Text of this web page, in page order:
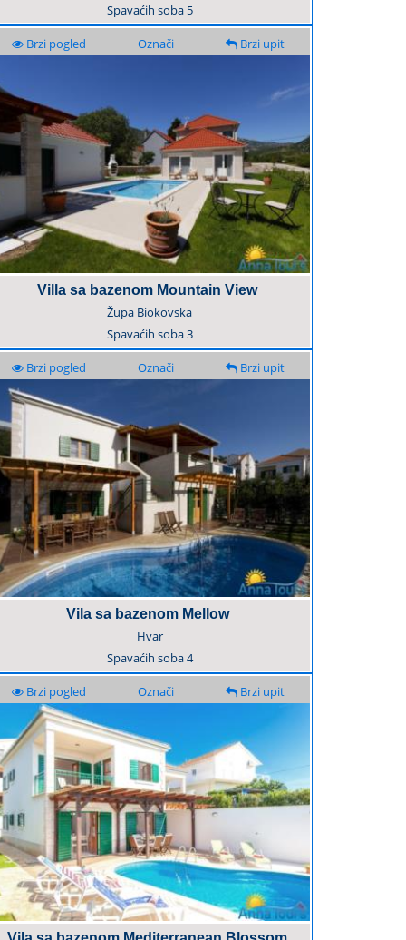
Spavaćih soba 5
Brzi pogled Označi Brzi upit
Villa sa bazenom Mountain View
Župa Biokovska
Spavaćih soba3
Brzi pogled Označi Brzi upit
Vila sa bazenom Mellow
Hvar
Spavaćih soba4
Brzi pogled Označi Brzi upit